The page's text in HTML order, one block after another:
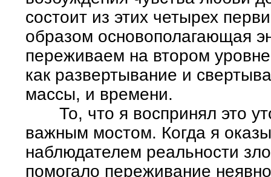
состоит из этих четырех
образом основополагающая
переживаем на втором
как развертывание и
массы, и времени.
То, что я воспринял это
важным мостом. Когда я
наблюдателем реальности
помогало переживание